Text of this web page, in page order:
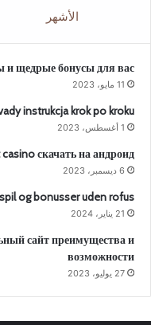
الأشهر
и щедрые бонусы для вас
11 مايو، 2023
instrukcja krok po kroku
1 أغسطس، 2023
скачать на андроид
6 ديسمبر، 2023
og bonusser uden rofus
21 يناير، 2024
сайт преимущества и
возможности
27 يوليو، 2023